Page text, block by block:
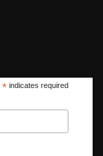
*indicates required